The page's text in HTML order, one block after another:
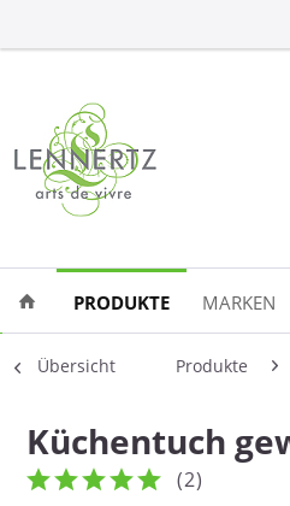
PRODUKTE MARKEN
Übersicht Produkte
Küchentuch
(2)